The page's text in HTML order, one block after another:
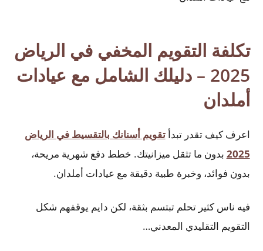
تكلفة التقويم المخفي في الرياض
2025 – دليلك الشامل مع عيادات
أملدان
اعرف كيف تقدر تبدأتقويم أسنانك بالتقسيط في الرياض
2025 بدون ما تثقل ميزانيتك. خطط دفع شهرية مريحة،
بدون فوائد، وخبرة طبية دقيقة مع عيادات أملدان.
فيه ناس كثير تحلم تبتسم بثقة، لكن دايم يوقفهم شكل
التقويم التقليدي المعدني…